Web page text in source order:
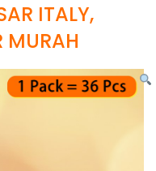
ITALY,
MURAH